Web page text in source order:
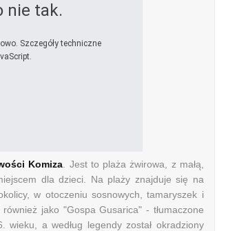
nie tak.
Szczegóły techniczne
Komiza . Jest to plaża żwirowa, z małą,
dla dzieci. Na plaży znajduje się na
w otoczeniu sosnowych, tamaryszek i
jako "Gospa Gusarica" ​​- tłumaczone
wieku, a według legendy został okradziony